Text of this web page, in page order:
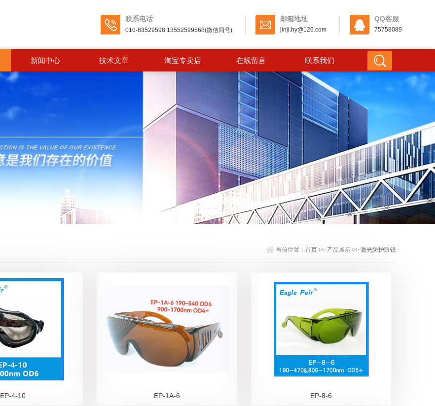
联系电话
010-83529598 13552599568(微信同号)
邮箱地址
jinji.hy@126.com
QQ客服
75758089
新闻中心 技术文章 淘宝专卖店 在线留言 联系我们
当前位置： 首页>> 产品展示>> 激光防护眼镜
EP-4-10 EP-1A-6 EP-8-6